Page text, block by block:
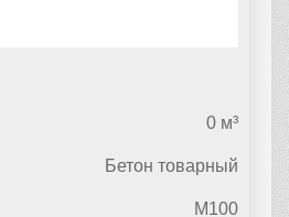
0 м³
Бетон товарный
М100